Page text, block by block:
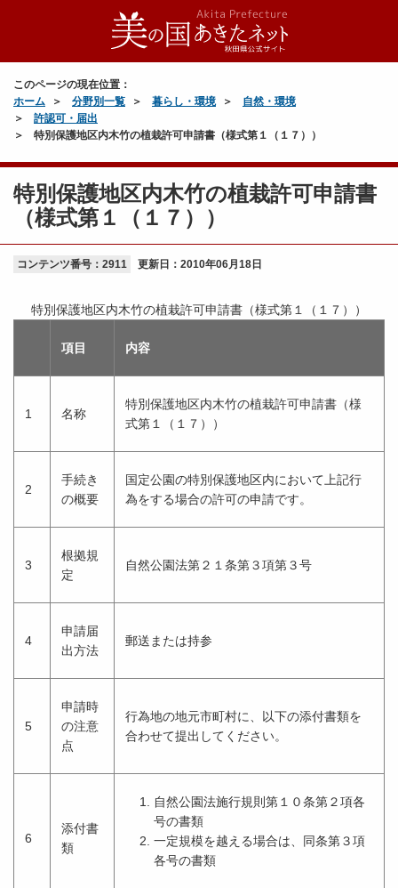
このページの現在位置：
ホーム
分野別一覧 暮らし・環境
自然・環境
許認可・届出
特別保護地区内木竹の植栽許可申請書（様式第１（１７））
特別保護地区内木竹の植栽許可申請書
（様式第１（１７））
コンテンツ番号：2911 更新日： 2010年06月18日
項目 内容
特別保護地区内木竹の植栽許可申請書（様式第１（１７））
1 名称
特別保護地区内木竹の植栽許可申請書（様
式第１（１７））
2
手続き
の概要
国定公園の特別保護地区内において上記行
為をする場合の許可の申請です。
3
根拠規
定
自然公園法第２１条第３項第３号
4
申請届
出方法
郵送または持参
5
申請時
の注意
点
行為地の地元市町村に、以下の添付書類を
合わせて提出してください。
6
添付書
類
自然公園法施行規則第１０条第２項各
号の書類
一定規模を越える場合は、同条第３項
各号の書類